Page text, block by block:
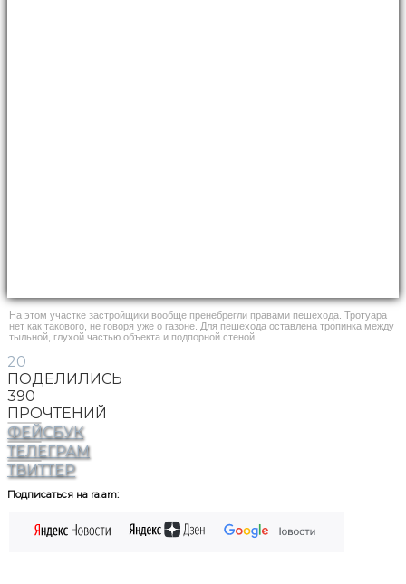
На этом участке застройщики вообще пренебрегли правами пешехода. Тротуара
нет как такового, не говоря уже о газоне. Для пешехода оставлена тропинка между
тыльной, глухой частью объекта и подпорной стеной.
20
ПОДЕЛИЛИСЬ
390
ПРОЧТЕНИЙ
ФЕЙСБУК
ТЕЛЕГРАМ
ТВИТТЕР
Подписаться на ra.am: